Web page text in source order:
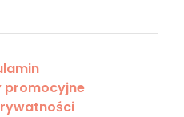
promocyjne